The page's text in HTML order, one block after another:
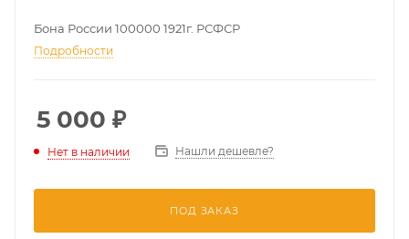
Бона России 100000 1921г. РСФСР
Подробности
5 000 ₽
Нет в наличии Нашли дешевле?
ПОД ЗАКАЗ